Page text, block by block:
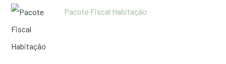
Pacote Fiscal Habitação